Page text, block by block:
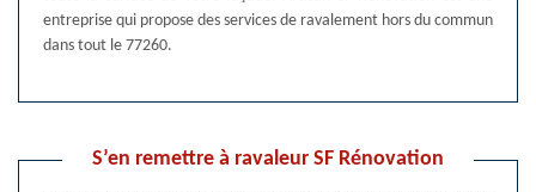
entreprise qui propose des services de ravalement hors du commun
dans tout le 77260.
S’en remettre à ravaleur SF Rénovation